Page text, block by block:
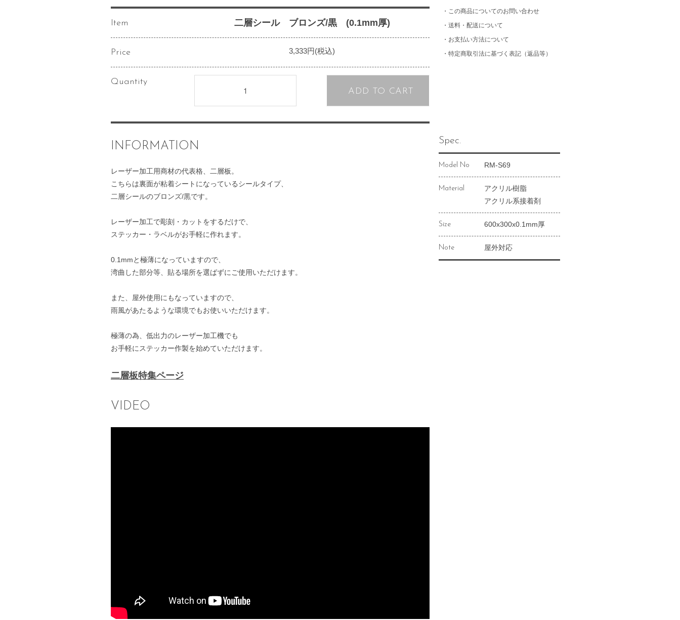
Item 二層シール ブロンズ/黒 (0.1mm厚)
Price 3,333円(税込)
Quantity
ADD TO CART
・ この商品についてのお問い合わせ
・ 送料・配送について
・ お支払い方法について
・ 特定商取引法に基づく表記（返品等）
INFORMATION
レーザー加工用商材の代表格、二層板。
こちらは裏面が粘着シートになっているシールタイプ、
二層シールのブロンズ/黒です。
レーザー加工で彫刻・カットをするだけで、
ステッカー・ラベルがお手軽に作れます。
0.1mmと極薄になっていますので、
湾曲した部分等、貼る場所を選ばずにご使用いただけます。
また、屋外使用にもなっていますので、
雨風があたるような環境でもお使いいただけます。
極薄の為、低出力のレーザー加工機でも
お手軽にステッカー作製を始めていただけます。
二層板特集ページ
VIDEO
Spec.
Model No RM-S69
Material
アクリル樹脂
アクリル系接着剤
Size 600x300x0.1mm厚
Note 屋外対応